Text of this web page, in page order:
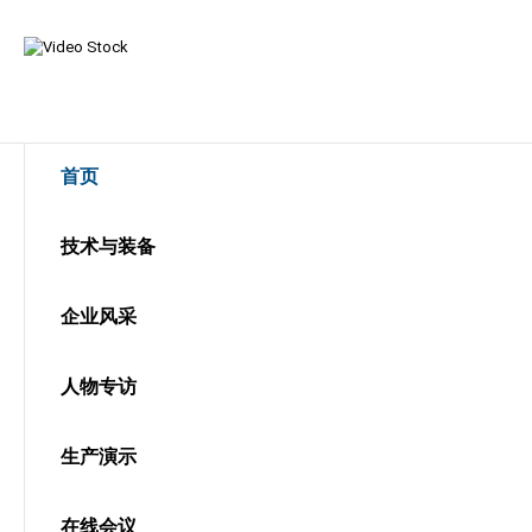
首页
技术与装备
企业风采
人物专访
生产演示
在线会议